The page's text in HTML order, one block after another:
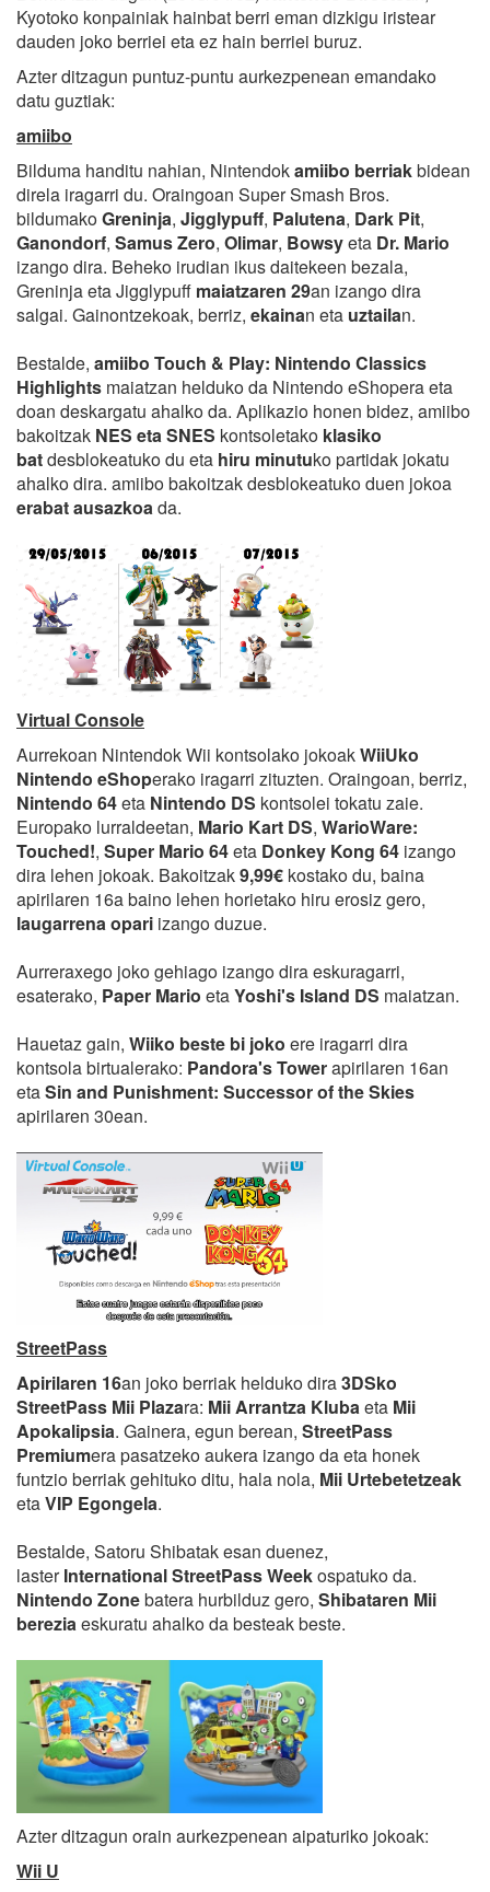
Kyotoko konpainiak hainbat berri eman dizkigu iristear
dauden joko berriei eta ez hain berriei buruz.
Azter ditzagun puntuz-puntu aurkezpenean emandako
datu guztiak:
amiibo
Bilduma handitu nahian, Nintendokamiibo berriakbidean
direla iragarri du. Oraingoan Super Smash Bros.
bildumakoGreninja, Jigglypuff, Palutena, Dark Pit,
Ganondorf, Samus Zero, Olimar, Bowsyeta Dr. Mario
izango dira. Beheko irudian ikus daitekeen bezala,
Greninja eta Jigglypuff maiatzaren 29an izango dira
salgai. Gainontzekoak, berriz, ekainan eta uztailan.
Bestalde, amiibo Touch & Play: Nintendo Classics
Highlights maiatzan helduko da Nintendo eShopera eta
doan deskargatu ahalko da. Aplikazio honen bidez, amiibo
bakoitzak NES eta SNES kontsoletako klasiko
batdesblokeatuko du eta hiru minutuko partidak jokatu
ahalko dira. amiibo bakoitzak desblokeatuko duen jokoa
erabat ausazkoada.
Virtual Console
Aurrekoan Nintendok Wii kontsolako jokoakWiiUko
Nintendo eShoperako iragarri zituzten. Oraingoan, berriz,
Nintendo 64eta Nintendo DS kontsolei tokatu zaie.
Europako lurraldeetan, Mario Kart DS, WarioWare:
Touched!, Super Mario 64eta Donkey Kong 64 izango
dira lehen jokoak. Bakoitzak9,99€ kostako du, baina
apirilaren 16a baino lehen horietako hiru erosiz gero,
laugarrena opari izango duzue.
Aurreraxego joko gehiago izango dira eskuragarri,
esaterako, Paper Mario etaYoshi's Island DS maiatzan.
Hauetaz gain, Wiiko beste bi joko ere iragarri dira
kontsola birtualerako: Pandora's Towerapirilaren 16an
etaSin and Punishment: Successor of the Skies
apirilaren 30ean.
StreetPass
Apirilaren 16an joko berriak helduko dira3DSko
StreetPass Mii Plazara: Mii Arrantza Klubaeta Mii
Apokalipsia. Gainera, egun berean, StreetPass
Premiumera pasatzeko aukera izango da eta honek
funtzio berriak gehituko ditu, hala nola, Mii Urtebetetzeak
etaVIP Egongela.
Bestalde, Satoru Shibatak esan duenez,
lasterInternational StreetPass Weekospatuko da.
Nintendo Zonebatera hurbilduz gero, Shibataren Mii
bereziaeskuratu ahalko da besteak beste.
Azter ditzagun orain aurkezpenean aipaturiko jokoak:
Wii U